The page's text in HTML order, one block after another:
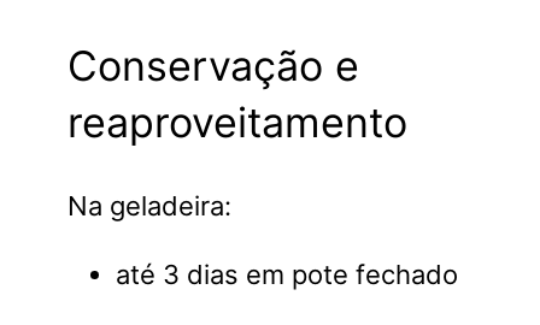
Conservação e
reaproveitamento
Na geladeira:
até 3 dias em pote fechado